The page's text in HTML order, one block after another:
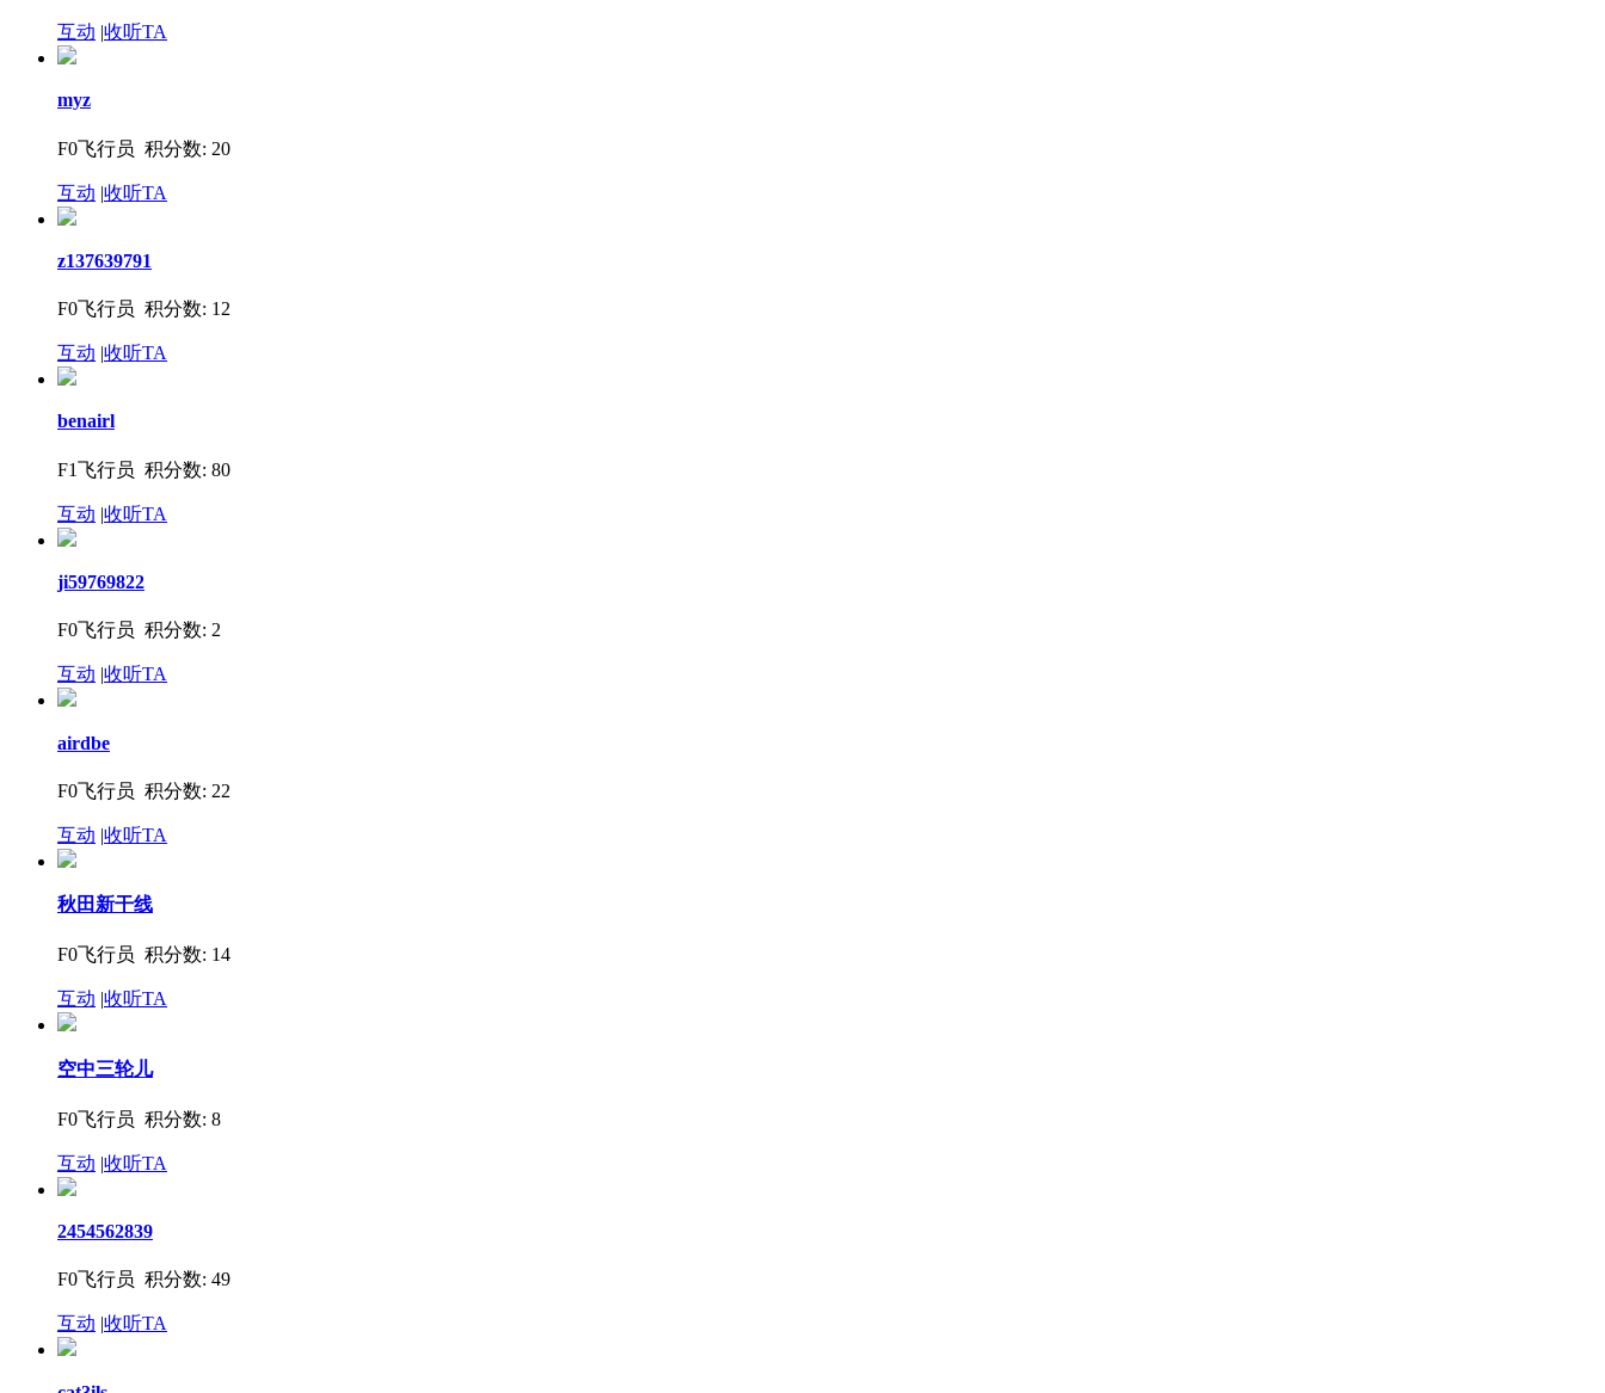
互动 |收听TA
myz
F0飞行员 积分数: 20
互动 |收听TA
z137639791
F0飞行员 积分数: 12
互动 |收听TA
benairl
F1飞行员 积分数: 80
互动 |收听TA
ji59769822
F0飞行员 积分数: 2
互动 |收听TA
airdbe
F0飞行员 积分数: 22
互动 |收听TA
秋田新干线
F0飞行员 积分数: 14
互动 |收听TA
空中三轮儿
F0飞行员 积分数: 8
互动 |收听TA
2454562839
F0飞行员 积分数: 49
互动 |收听TA